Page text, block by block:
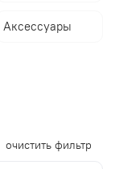
Аксессуары
очистить фильтр